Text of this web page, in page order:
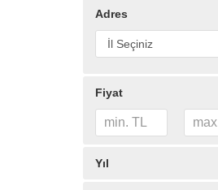
Adres
Fiyat
Yıl